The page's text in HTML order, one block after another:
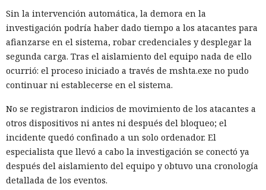
Sin la intervención automática, la demora en la
investigación podría haber dado tiempo a los atacantes para
afianzarse en el sistema, robar credenciales y desplegar la
segunda carga. Tras el aislamiento del equipo nada de ello
ocurrió: el proceso iniciado a través de mshta.exe no pudo
continuar ni establecerse en el sistema.
No se registraron indicios de movimiento de los atacantes a
otros dispositivos ni antes ni después del bloqueo; el
incidente quedó confinado a un solo ordenador. El
especialista que llevó a cabo la investigación se conectó ya
después del aislamiento del equipo y obtuvo una cronología
detallada de los eventos.